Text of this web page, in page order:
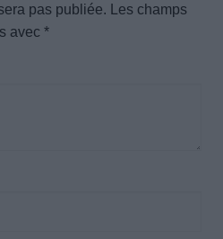
pas publiée.
Les champs
avec *